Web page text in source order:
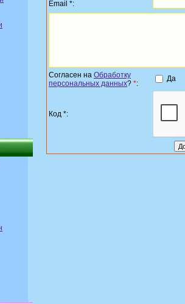
Email *:
Согласен на Обработку
персональных данных? *:
Да
Код *: